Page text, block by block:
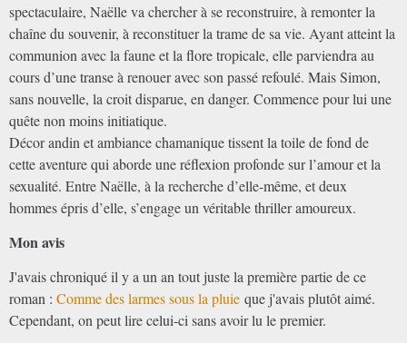
spectaculaire, Naëlle va chercher à se reconstruire, à remonter la
chaîne du souvenir, à reconstituer la trame de sa vie. Ayant atteint la
communion avec la faune et la flore tropicale, elle parviendra au
cours d’une transe à renouer avec son passé refoulé. Mais Simon,
sans nouvelle, la croit disparue, en danger. Commence pour lui une
quête non moins initiatique.
Décor andin et ambiance chamanique tissent la toile de fond de
cette aventure qui aborde une réflexion profonde sur l’amour et la
sexualité. Entre Naëlle, à la recherche d’elle-même, et deux
hommes épris d’elle, s’engage un véritable thriller amoureux.
Mon avis
J'avais chroniqué il y a un an tout juste la première partie de ce
roman : Comme des larmes sous la pluie que j'avais plutôt aimé.
Cependant, on peut lire celui-ci sans avoir lu le premier.